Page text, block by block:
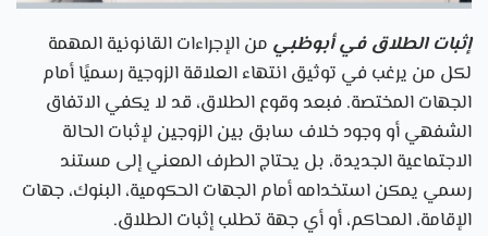
إثبات الطلاق في أبوظبي من الإجراءات القانونية المهمة
لكل من يرغب في توثيق انتهاء العلاقة الزوجية رسميًا أمام
الجهات المختصة. فبعد وقوع الطلاق، قد لا يكفي الاتفاق
الشفهي أو وجود خلاف سابق بين الزوجين لإثبات الحالة
الاجتماعية الجديدة، بل يحتاج الطرف المعني إلى مستند
رسمي يمكن استخدامه أمام الجهات الحكومية، البنوك، جهات
الإقامة، المحاكم، أو أي جهة تطلب إثبات الطلاق.